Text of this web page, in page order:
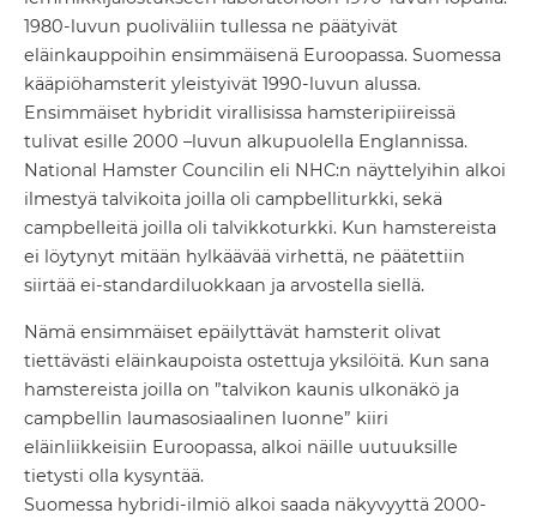
1980-luvun puoliväliin tullessa ne päätyivät
eläinkauppoihin ensimmäisenä Euroopassa. Suomessa
kääpiöhamsterit yleistyivät 1990-luvun alussa.
Ensimmäiset hybridit virallisissa hamsteripiireissä
tulivat esille 2000 –luvun alkupuolella Englannissa.
National Hamster Councilin eli NHC:n näyttelyihin alkoi
ilmestyä talvikoita joilla oli campbelliturkki, sekä
campbelleitä joilla oli talvikkoturkki. Kun hamstereista
ei löytynyt mitään hylkäävää virhettä, ne päätettiin
siirtää ei-standardiluokkaan ja arvostella siellä.
Nämä ensimmäiset epäilyttävät hamsterit olivat
tiettävästi eläinkaupoista ostettuja yksilöitä. Kun sana
hamstereista joilla on ”talvikon kaunis ulkonäkö ja
campbellin laumasosiaalinen luonne” kiiri
eläinliikkeisiin Euroopassa, alkoi näille uutuuksille
tietysti olla kysyntää.
Suomessa hybridi-ilmiö alkoi saada näkyvyyttä 2000-